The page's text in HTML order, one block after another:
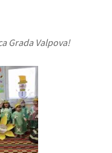
Grada Valpova!